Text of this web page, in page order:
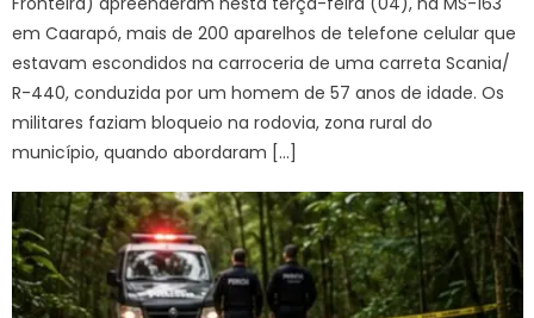
em Caarapó, mais de 200 aparelhos de telefone celular que
estavam escondidos na carroceria de uma carreta Scania/
R-440, conduzida por um homem de 57 anos de idade. Os
militares faziam bloqueio na rodovia, zona rural do
município, quando abordaram […]